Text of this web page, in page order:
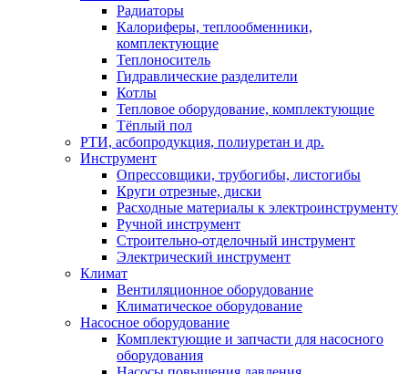
Радиаторы
Калориферы, теплообменники,
комплектующие
Теплоноситель
Гидравлические разделители
Котлы
Тепловое оборудование, комплектующие
Тёплый пол
РТИ, асбопродукция, полиуретан и др.
Инструмент
Опрессовщики, трубогибы, листогибы
Круги отрезные, диски
Расходные материалы к электроинструменту
Ручной инструмент
Строительно-отделочный инструмент
Электрический инструмент
Климат
Вентиляционное оборудование
Климатическое оборудование
Насосное оборудование
Комплектующие и запчасти для насосного
оборудования